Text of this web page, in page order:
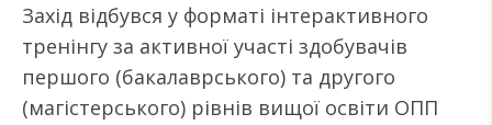
Захід відбувся у форматі інтерактивного
тренінгу за активної участі здобувачів
першого (бакалаврського) та другого
(магістерського) рівнів вищої освіти ОПП